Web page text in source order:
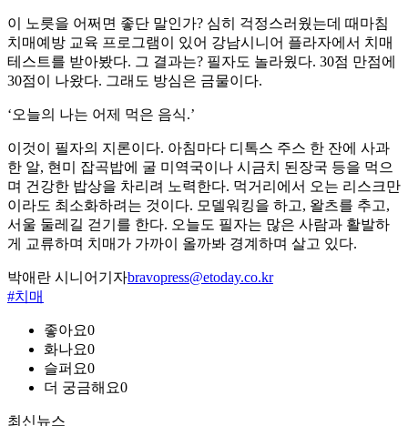
이 노릇을 어쩌면 좋단 말인가? 심히 걱정스러웠는데 때마침
치매예방 교육 프로그램이 있어 강남시니어 플라자에서 치매
테스트를 받아봤다. 그 결과는? 필자도 놀라웠다. 30점 만점에
30점이 나왔다. 그래도 방심은 금물이다.
‘오늘의 나는 어제 먹은 음식.’
이것이 필자의 지론이다. 아침마다 디톡스 주스 한 잔에 사과
한 알, 현미 잡곡밥에 굴 미역국이나 시금치 된장국 등을 먹으
며 건강한 밥상을 차리려 노력한다. 먹거리에서 오는 리스크만
이라도 최소화하려는 것이다. 모델워킹을 하고, 왈츠를 추고,
서울 둘레길 걷기를 한다. 오늘도 필자는 많은 사람과 활발하
게 교류하며 치매가 가까이 올까봐 경계하며 살고 있다.
박애란 시니어기자bravopress@etoday.co.kr
#치매
좋아요0
화나요0
슬퍼요0
더 궁금해요0
최신뉴스